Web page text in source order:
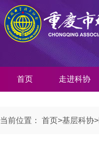
首页 走进科协
当前位置： 首页>基层科协>